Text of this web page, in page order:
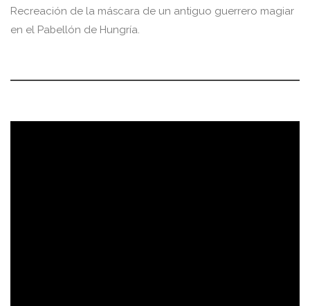
Recreación de la máscara de un antiguo guerrero magiar
en el Pabellón de Hungría.